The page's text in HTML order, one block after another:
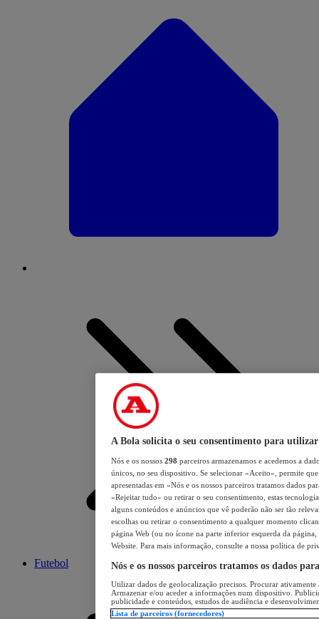
Futebol
A Bola solicita o seu consentimento para utilizar
Nós e os nossos 298 parceiros armazenamos e acedemos a
únicos, no seu dispositivo. Se selecionar «Aceito», permite
apresentadas em «Nós e os nossos parceiros tratamos dados
«Rejeitar tudo» ou retirar o seu consentimento, estas
alguns conteúdos e anúncios que vê poderão não ser tão
escolhas ou retirar o consentimento a qualquer momento
página Web (ou no ícone na parte inferior esquerda da página,
Website. Para mais informação, consulte a nossa política de
Nós e os nossos parceiros tratamos os dados
Utilizar dados de geolocalização precisos. Procurar
Armazenar e/ou aceder a informações num dispositivo.
publicidade e conteúdos, estudos de audiência e
Lista de parceiros (fornecedores)